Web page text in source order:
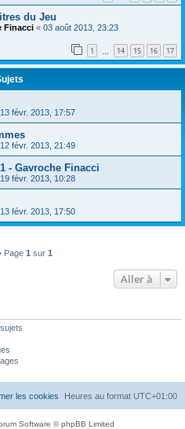
du Jeu
Finacci « 03 août 2013, 23:23
1 14 15 16 17
13 févr. 2013, 17:57
12 févr. 2013, 21:49
- Gavroche Finacci
19 févr. 2013, 10:28
13 févr. 2013, 17:50
Page 1 sur 1
Aller à
Heures au format UTC+01:00
les cookies
Software © phpBB Limited